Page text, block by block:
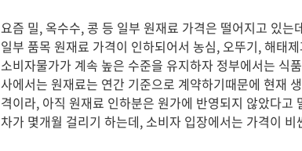
요즘 밀, 옥수수, 콩 등 일부 원재료 가격은 떨어지고 있
일부 품목 원재료 가격이 인하되어서 농심, 오뚜기, 해태
소비자물가가 계속 높은 수준을 유지하자 정부에서는 식
사에서는 원재료는 연간 기준으로 계약하기때문에 현재
격이라, 아직 원재료 인하분은 원가에 반영되지 않았다
차가 몇개월 걸리기 하는데, 소비자 입장에서는 가격이